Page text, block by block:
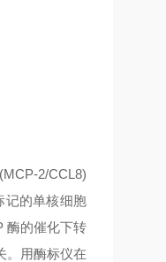
2/CCL8)
记的单核细胞
酶的催化下转
。用酶标仪在